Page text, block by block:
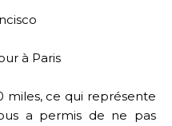
à Paris
miles, ce qui représente
a permis de ne pas